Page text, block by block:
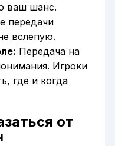
ваш шанс.
передачи
вслепую.
Передача на
Игроки
где и когда
от